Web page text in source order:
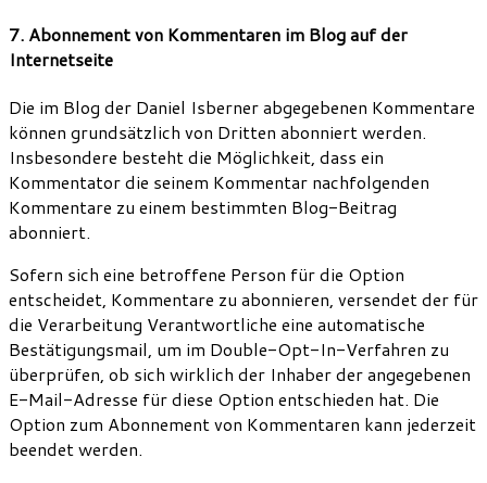
7. Abonnement von Kommentaren im Blog auf der
Internetseite
Die im Blog der Daniel Isberner abgegebenen Kommentare
können grundsätzlich von Dritten abonniert werden.
Insbesondere besteht die Möglichkeit, dass ein
Kommentator die seinem Kommentar nachfolgenden
Kommentare zu einem bestimmten Blog-Beitrag
abonniert.
Sofern sich eine betroffene Person für die Option
entscheidet, Kommentare zu abonnieren, versendet der für
die Verarbeitung Verantwortliche eine automatische
Bestätigungsmail, um im Double-Opt-In-Verfahren zu
überprüfen, ob sich wirklich der Inhaber der angegebenen
E-Mail-Adresse für diese Option entschieden hat. Die
Option zum Abonnement von Kommentaren kann jederzeit
beendet werden.